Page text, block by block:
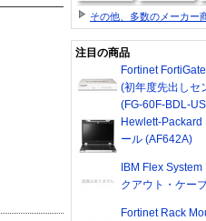
その他、多数のメーカー
注目の商品
Fortinet
(初年度先出しセ
(FG-60F-BDL-
Hewlett-
ール (AF642A)
IBM Flex
クアウト・ケー
Fortinet Rack